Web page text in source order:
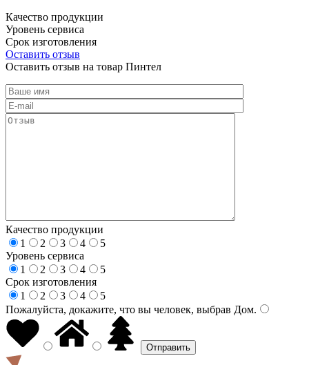
Качество продукции
Уровень сервиса
Срок изготовления
Оставить отзыв
Оставить отзыв на товар Пинтел
Качество продукции
1
2 3 4
5
Уровень сервиса
1
2 3 4
5
Срок изготовления
1
2 3 4
5
Пожалуйста, докажите, что вы человек, выбрав Дом.